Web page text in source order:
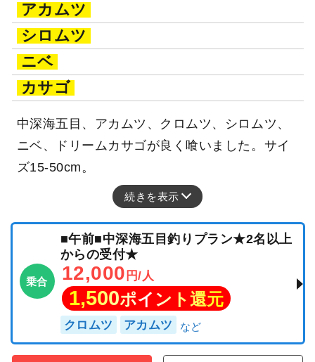
アカムツ
シロムツ
ニベ
カサゴ
中深海五目、アカムツ、クロムツ、シロムツ、
ニベ、ドリームカサゴが良く喰いました。サイ
ズ15-50cm。
続きを表示
乗合
■午前■中深海五目釣りプラン★2名以上
からの受付★
12,000 円/人
1,500ポイント還元
クロムツ アカムツ